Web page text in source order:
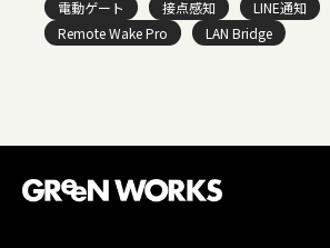
電動ゲート
接点感知 LINE通知
Remote Wake Pro
LAN Bridge